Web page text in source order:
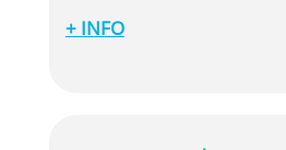
Lucera te trae esta oferta en
+ INFO